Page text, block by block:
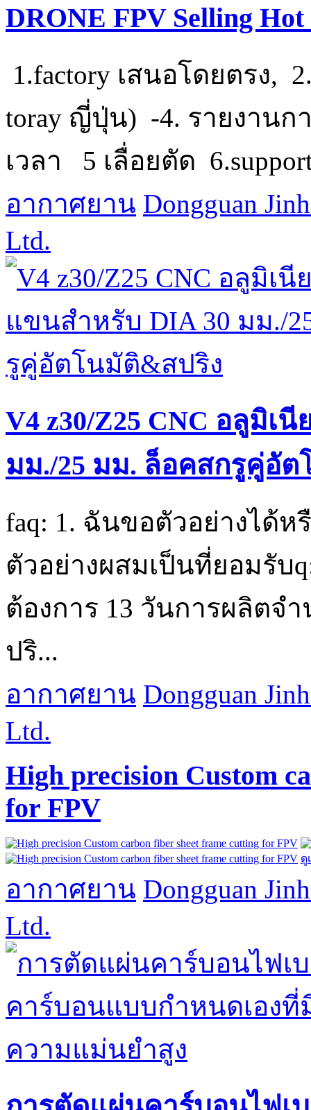
DRONE FPV Selling
1.factory เสนอโดยตรง,
toray ญี่ปุ่น) -4. รายงาน
เวลา 5 เลื่อยตัด
อากาศยาน Dongguan
Ltd.
V4 z30/Z25 CNC อลูมิ
มม./25 มม. ล็อคสกรูคู่อั
faq: 1. ฉันขอตัวอย่างได้
ตัวอย่างผสมเป็นที่ยอมรับ
ต้องการ 13 วันการผลิตจ
ปริ...
อากาศยาน Dongguan
Ltd.
High precision Custom
for FPV
ดู
อากาศยาน Dongguan
Ltd.